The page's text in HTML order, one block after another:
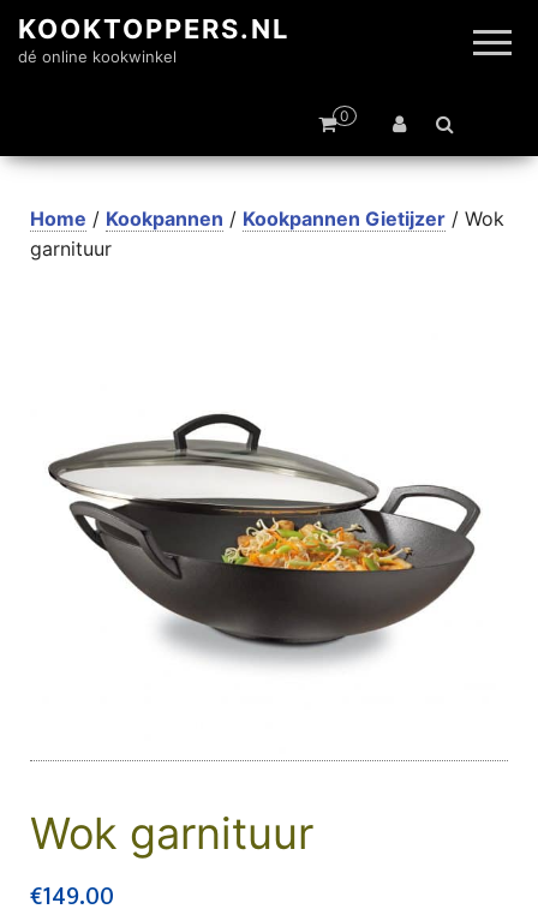
KOOKTOPPERS.NL
dé online kookwinkel
0
Home / Kookpannen / Kookpannen Gietijzer / Wok
garnituur
Wok garnituur
€149.00